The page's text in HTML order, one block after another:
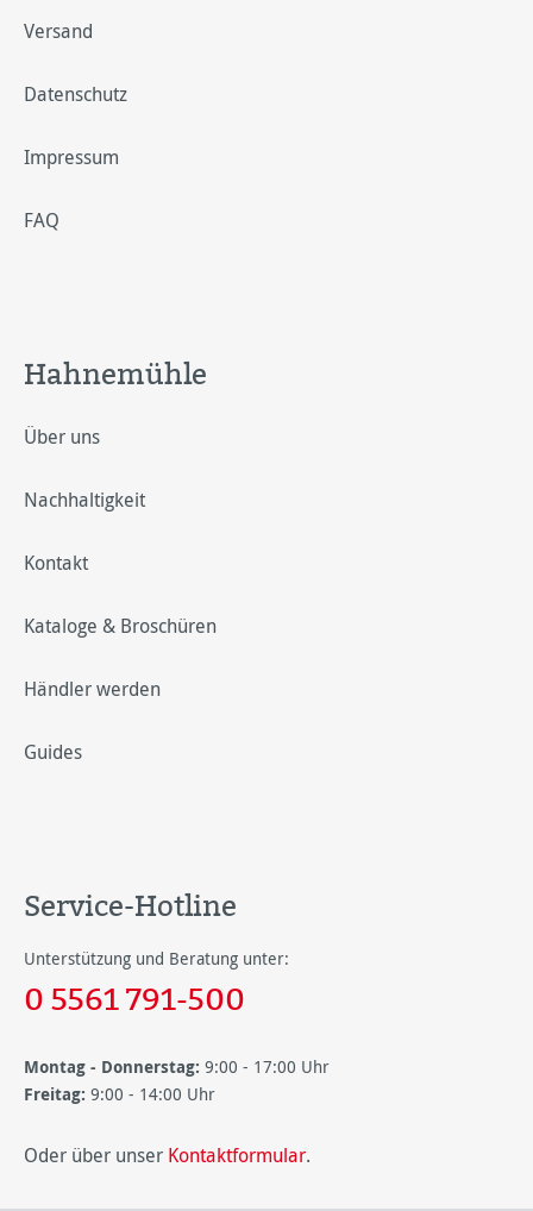
Versand
Datenschutz
Impressum
FAQ
Hahnemühle
Über uns
Nachhaltigkeit
Kontakt
Kataloge & Broschüren
Händler werden
Guides
Service-Hotline
Unterstützung und Beratung unter:
0 5561 791-500
Montag - Donnerstag: 9:00 - 17:00 Uhr
Freitag: 9:00 - 14:00 Uhr
Oder über unser Kontaktformular.